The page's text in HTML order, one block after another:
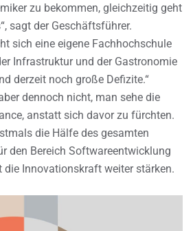
zu bekommen, gleichzeitig geht
sagt der Geschäftsführer.
sich eine eigene Fachhochschule
Infrastruktur und der Gastronomie
derzeit noch große Defizite.“
dennoch nicht, man sehe die
anstatt sich davor zu fürchten.
die Hälfe des gesamten
den Bereich Softwareentwicklung
Innovationskraft weiter stärken.